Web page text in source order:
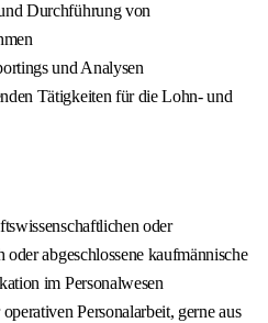
Durchführung von
und Analysen
Tätigkeiten für die Lohn- und
oder
abgeschlossene kaufmännische
im Personalwesen
Personalarbeit, gerne aus